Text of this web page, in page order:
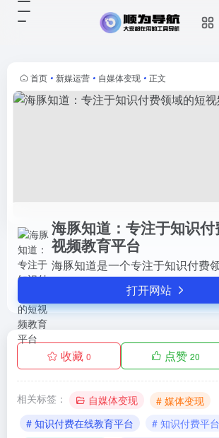
首页 • 新媒运营 • 自媒体变现 • 正文
海豚知道：专注于知识
视频教育平台
打开网站
收藏 0 点赞 20
相关标签： 自媒体变现
# 媒体变现
# 知识付费在线教育平台
# 知识付费平台
容创作者，帮助他们在平台上实现知
识变现。